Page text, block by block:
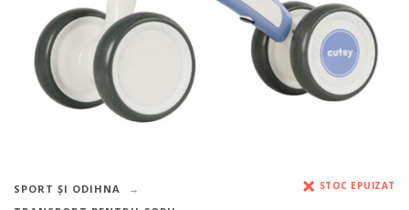
SPORT ȘI ODIHNA
STOC EPUIZAT